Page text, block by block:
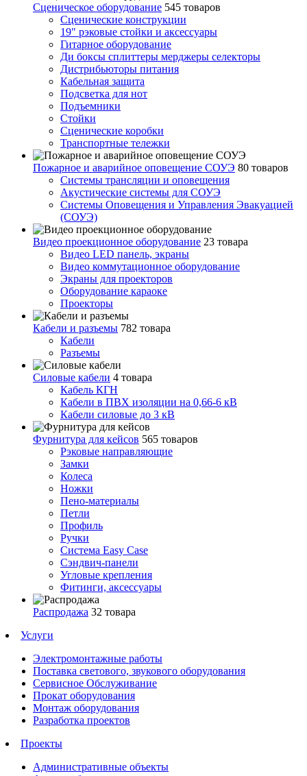
Сценическое оборудование 545 товаров
Сценические конструкции
19" рэковые стойки и аксесcуары
Гитарное оборудование
Ди боксы сплиттеры мерджеры селекторы
Дистрибьюторы питания
Кабельная защита
Подсветка для нот
Подъемники
Стойки
Сценические коробки
Транспортные тележки
Пожарное и аварийное оповещение СОУЭ 80 товаров
Cистемы трансляции и оповещения
Акустические системы для СОУЭ
Системы Оповещения и Управления Эвакуацией
(СОУЭ)
Видео проекционное оборудование 23 товара
Видео LED панель, экраны
Видео коммутационное оборудование
Экраны для проекторов
Оборудование караоке
Проекторы
Кабели и разъемы 782 товара
Кабели
Разъемы
Силовые кабели 4 товара
Кабель КГН
Кабели в ПВХ изоляции на 0,66-6 кВ
Кабели силовые до 3 кВ
Фурнитура для кейсов 565 товаров
Рэковые направляющие
Замки
Колеса
Ножки
Пено-материалы
Петли
Профиль
Ручки
Система Easy Case
Сэндвич-панели
Угловые крепления
Фитинги, аксессуары
Распродажа 32 товара
Услуги
Электромонтажные работы
Поставка светового, звукового оборудования
Сервисное Обслуживание
Прокат оборудования
Монтаж оборудования
Разработка проектов
Проекты
Административные объекты